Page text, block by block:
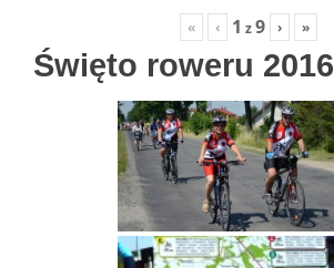
« ‹ 1 z9 › »
Święto roweru 2016